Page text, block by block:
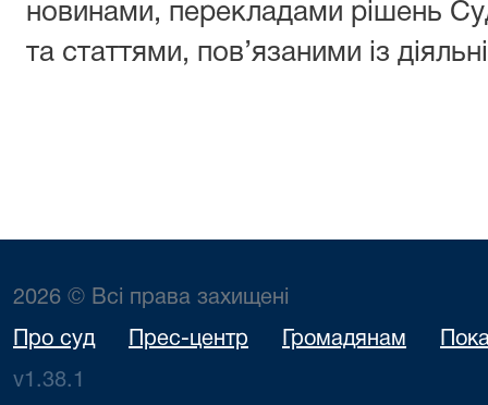
новинами, перекладами рішень
та статтями, пов’язаними із
2026 © Всі права захищені
Про суд Прес-центр Громадянам
v1.38.1